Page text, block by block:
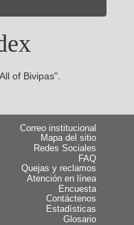
of Bivipas".
Correo institucional
Mapa del sitio
Redes Sociales
FAQ
Quejas y reclamos
Atención en línea
Encuesta
Contáctenos
Estadísticas
Glosario